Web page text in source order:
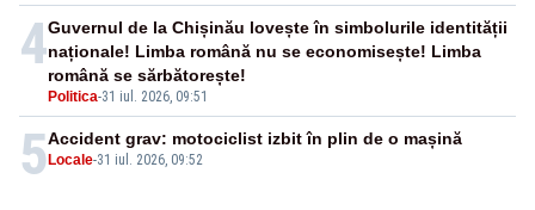
4
Politica-31 iul. 2026, 09:51
Guvernul de la Chișinău lovește în simbolurile identității
naționale! Limba română nu se economisește! Limba
română se sărbătorește!
5 Locale-31 iul. 2026, 09:52
Accident grav: motociclist izbit în plin de o mașină